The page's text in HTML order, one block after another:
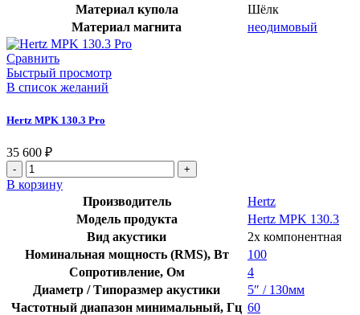
Материал купола
Шёлк
Материал магнита
неодимовый
Сравнить
Быстрый просмотр
В список желаний
Hertz MPK 130.3 Pro
35 600 ₽
В корзину
Производитель
Hertz
Модель продукта
Hertz MPK 130.3
Вид акустики
2х компонентная
Номинальная мощность (RMS), Вт
100
Сопротивление, Ом
4
Диаметр / Типоразмер акустики
5″ / 130мм
Частотный диапазон минимальный, Гц 60